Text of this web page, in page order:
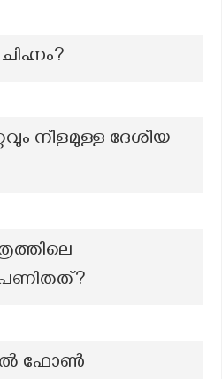
നീളമുള്ള ദേശീയ
പണിതത്?
ഫോൺ